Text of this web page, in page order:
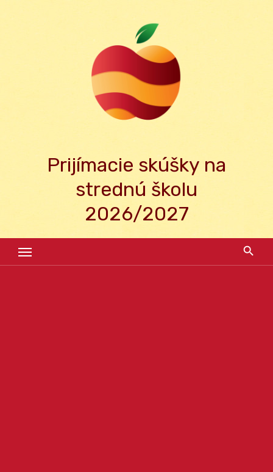
Prijímacie skúšky na
strednú školu
2026/2027